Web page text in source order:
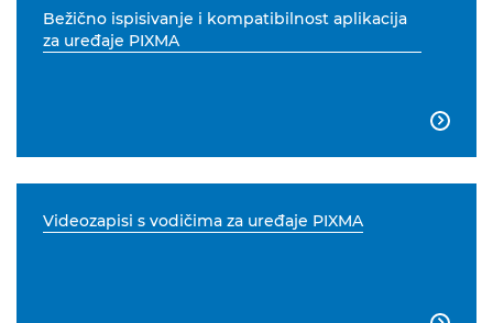
Bežično ispisivanje i kompatibilnost aplikacija
za uređaje PIXMA

Videozapisi s vodičima za uređaje PIXMA